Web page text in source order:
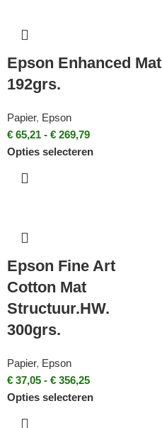
Epson Enhanced Mat
192grs.
Papier, Epson
€ 65,21 - € 269,79
Opties selecteren
Epson Fine Art
Cotton Mat
Structuur.HW.
300grs.
Papier, Epson
€ 37,05 - € 356,25
Opties selecteren